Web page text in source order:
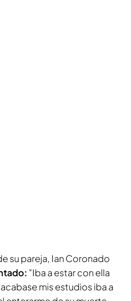
su pareja, Ian Coronado
"Iba a estar con ella
mis estudios iba a